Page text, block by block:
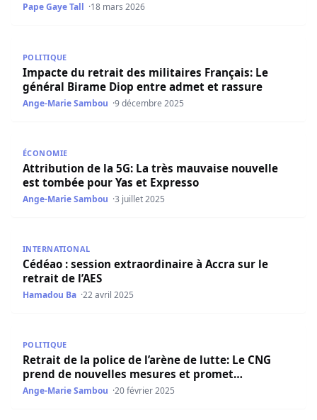
Pape Gaye Tall 18 mars 2026
POLITIQUE
Impacte du retrait des militaires Français: Le
général Birame Diop entre admet et rassure
Ange-Marie Sambou 9 décembre 2025
ÉCONOMIE
Attribution de la 5G: La très mauvaise nouvelle
est tombée pour Yas et Expresso
Ange-Marie Sambou 3 juillet 2025
INTERNATIONAL
Cédéao : session extraordinaire à Accra sur le
retrait de l’AES
Hamadou Ba 22 avril 2025
POLITIQUE
Retrait de la police de l’arène de lutte: Le CNG
prend de nouvelles mesures et promet…
Ange-Marie Sambou 20 février 2025